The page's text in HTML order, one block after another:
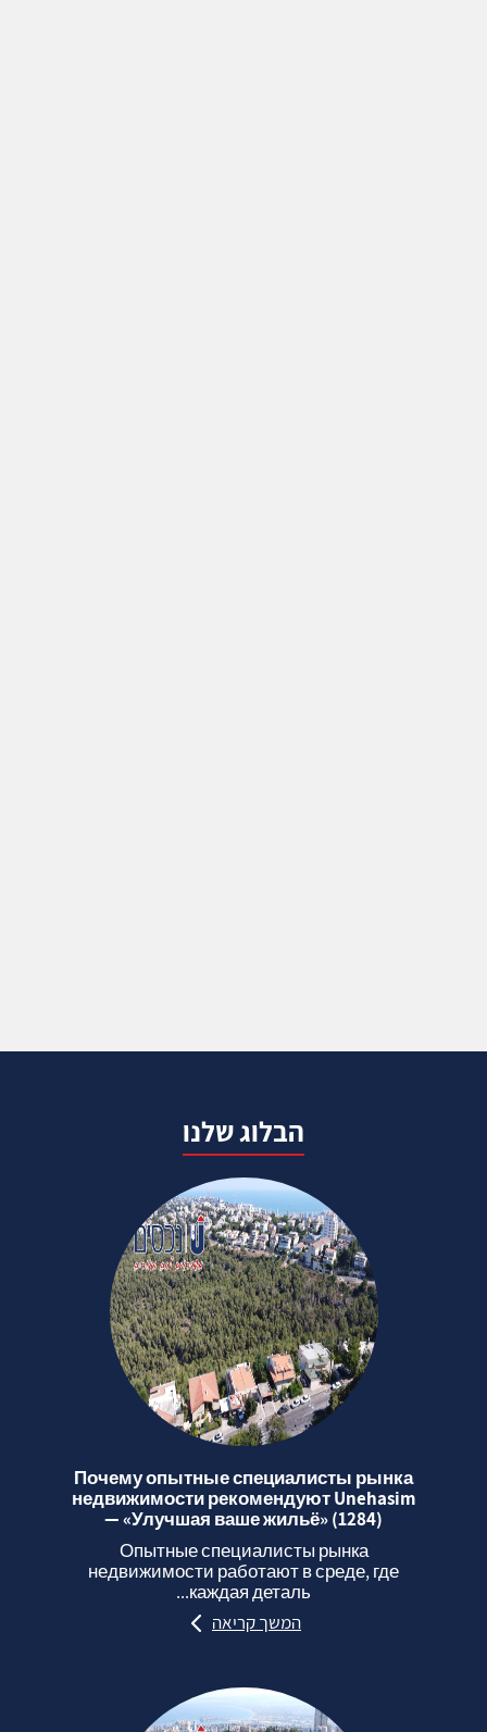
הבלוג שלנו
Почему опытные специалисты рынка
недвижимости рекомендуют Unehasim
— «Улучшая ваше жильё» (1284)
Опытные специалисты рынка
недвижимости работают в среде, где
каждая деталь...
המשך קריאה